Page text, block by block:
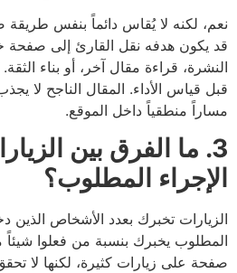
نعم، لكنه لا يُقاس دائماً بنفس
قد يكون هدفه نقل القارئ إلى صفحة
النشرة، قراءة مقال آخر، أو بناء
قبل قياس الأداء. المقال الناجح لا
مساراً منطقياً داخل الموقع.
3. ما الفرق بين
الإجراء المطلوب؟
الزيارات تخبرك بعدد الأشخاص الذين
المطلوب يخبرك بنسبة من فعلوا شيئاً
صفحة على زيارات كثيرة، لكنها لا